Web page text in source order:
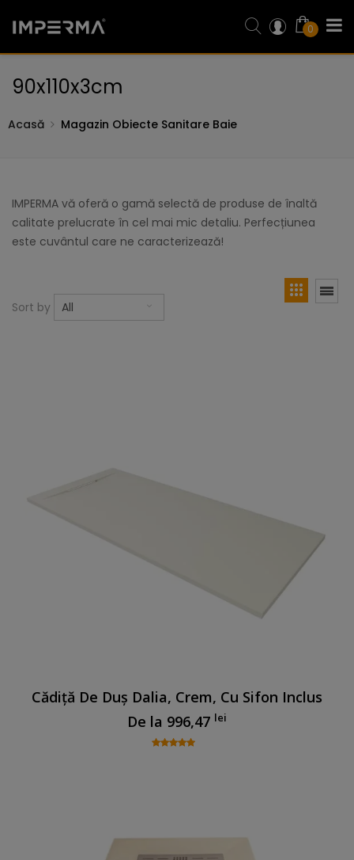
0
90x110x3cm
Acasă Magazin Obiecte Sanitare Baie
IMPERMA vă oferă o gamă selectă de produse de înaltă
calitate prelucrate în cel mai mic detaliu. Perfecțiunea
este cuvântul care ne caracterizează!
Sort by All
Cădiță De Duș Dalia, Crem, Cu Sifon Inclus
De la 996,47 lei